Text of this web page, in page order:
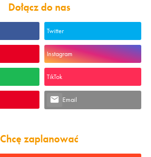
Dołącz do nas
Twitter
Instagram
TikTok
Email
Chcę zaplanować